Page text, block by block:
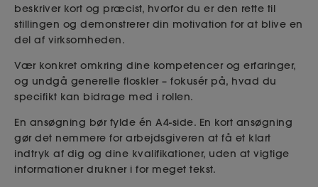
Ase Selvstændig
Dokumenter.dk
beskriver kort og præcist, hvorfor du er den rette til
stillingen og demonstrerer din motivation for at blive en
del af virksomheden.
Vær konkret omkring dine kompetencer og erfaringer,
og undgå generelle floskler – fokusér på, hvad du
specifikt kan bidrage med i rollen.
En ansøgning bør fylde én A4-side. En kort ansøgning
gør det nemmere for arbejdsgiveren at få et klart
indtryk af dig og dine kvalifikationer, uden at vigtige
informationer drukner i for meget tekst.